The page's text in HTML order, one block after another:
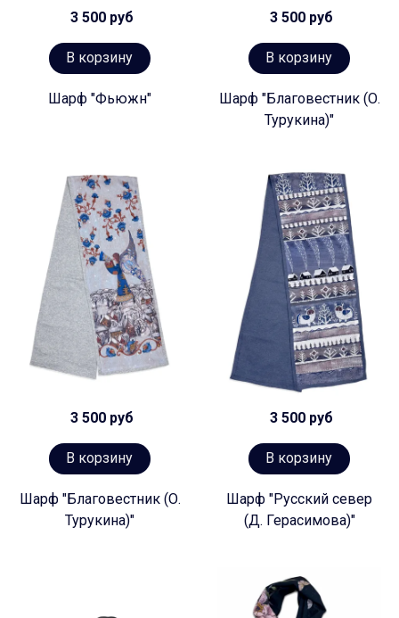
3 500 руб
В корзину
Шарф "Фьюжн"
3 500 руб
В корзину
Шарф "Благовестник (О.
Турукина)"
3 500 руб
В корзину
Шарф "Благовестник (О.
Турукина)"
3 500 руб
В корзину
Шарф "Русский север
(Д. Герасимова)"